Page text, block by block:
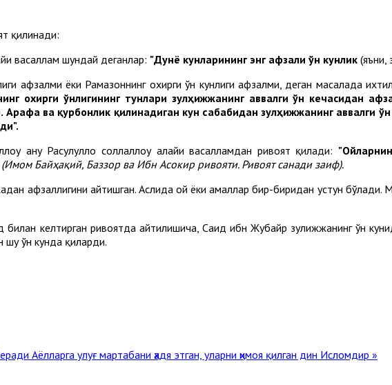
қилинади:
васаллам шундай деганлар: "Дунё кунларининг энг афзали ўн кунлик (яъни,
афзалми ёки Рамазоннинг охирги ўн кунлиги афзалми, деган масалада
охирги ўнлигининг тунлари зулҳижжанинг аввалги ўн кечасидан
Арафа ва қурбонлик қилинадиган кун сабабидан зулҳижжанинг аввалги
анҳу Расулуллоҳ соллаллоҳу алайҳи васалламдан ривоят қилади:
(Имом Байҳақий, Баззор ва Ибн Асокир ривояти. Ривоят санади заиф).
афзаллигини айтишган. Аслида ой ёки амаллар бир-биридан устун бўлади.
билан келтирган ривоятда айтилишича, Саид ибн Жубайр зулҳижжанинг ўн
шу ўн кунда қиларди.
Аёлларга улуғ мартабани ҳадя этган, уларни ҳимоя қилган дин Исломдир »